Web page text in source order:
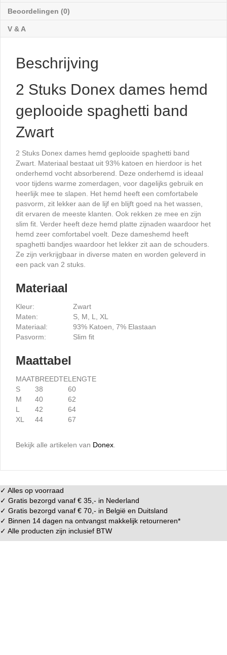
Beoordelingen (0)
V & A
Beschrijving
2 Stuks Donex dames hemd
geplooide spaghetti band
Zwart
2 Stuks Donex dames hemd geplooide spaghetti band
Zwart. Materiaal bestaat uit 93% katoen en hierdoor is het
onderhemd vocht absorberend. Deze onderhemd is ideaal
voor tijdens warme zomerdagen, voor dagelijks gebruik en
heerlijk mee te slapen. Het hemd heeft een comfortabele
pasvorm, zit lekker aan de lijf en blijft goed na het wassen,
dit ervaren de meeste klanten. Ook rekken ze mee en zijn
slim fit. Verder heeft deze hemd platte zijnaden waardoor het
hemd zeer comfortabel voelt. Deze dameshemd heeft
spaghetti bandjes waardoor het lekker zit aan de schouders.
Ze zijn verkrijgbaar in diverse maten en worden geleverd in
een pack van 2 stuks.
Materiaal
Kleur:
Zwart
Maten:
S, M, L, XL
Materiaal:
93% Katoen, 7% Elastaan
Pasvorm:
Slim fit
Maattabel
MAATBREEDTELENGTE
S
38
60
M
40
62
L
42
64
XL
44 67
Bekijk alle artikelen van Donex
✓ Alles op voorraad
✓ Gratis bezorgd vanaf € 35,- in Nederland
✓ Gratis bezorgd vanaf € 70,- in België en Duitsland
✓ Binnen 14 dagen na ontvangst makkelijk retourneren*
✓ Alle producten zijn inclusief BTW